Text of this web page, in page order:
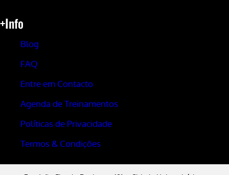
+Info
Blog
FAQ
Entre em Contacto
Agenda de Treinamentos
Políticas de Privacidade
Termos & Condições